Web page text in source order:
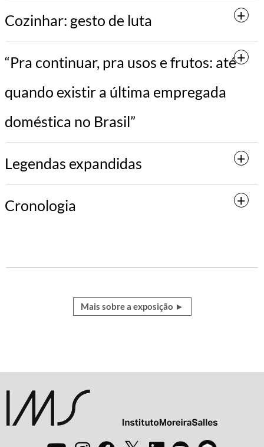
Cozinhar: gesto de luta
“Pra continuar, pra usos e frutos: até
quando existir a última empregada
doméstica no Brasil”
Legendas expandidas
Cronologia
Mais sobre a exposição ►